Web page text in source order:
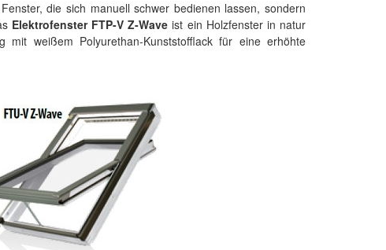
die sich manuell schwer bedienen lassen, sondern
Elektrofenster FTP-V Z-Wave ist ein Holzfenster in natur
mit weißem Polyurethan-Kunststofflack für eine erhöhte